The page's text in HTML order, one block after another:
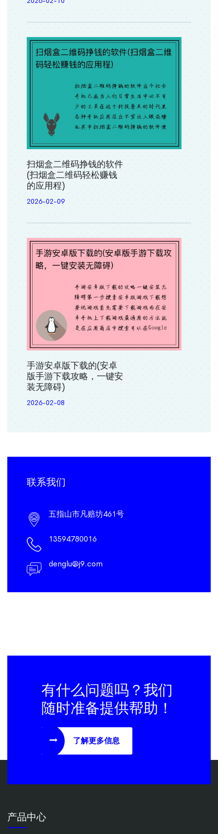
扫烟盒二维码挣钱的软件
(扫烟盒二维码轻松赚钱
的应用程)
2026-02-09
手游安卓版下载的(安卓
版手游下载攻略，一键安
装无障碍)
2026-02-08
联系我们
五指山市凡赔坊461号
13594780016
denglu@j9.com
有什么问题吗？我们
随时准备提供帮助！
了解更多信息
产品中心